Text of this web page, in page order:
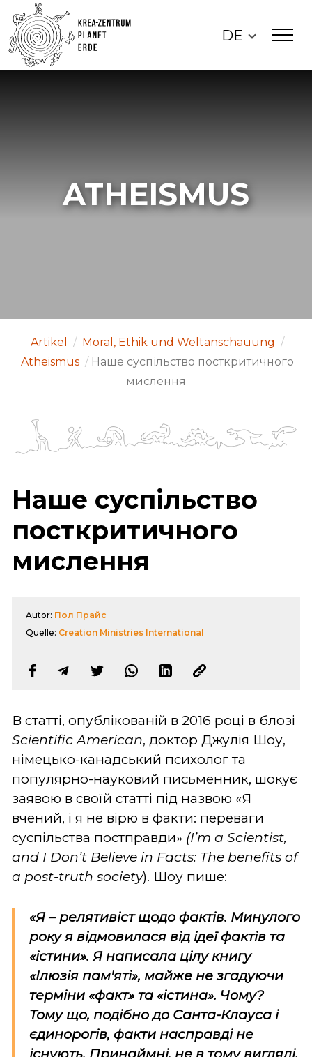
DE
ATHEISMUS
Artikel / Moral, Ethik und Weltanschauung /
Atheismus / Наше суспільство посткритичного
мислення
Наше суспільство
посткритичного
мислення
Autor: Пол Прайс
Quelle: Creation Ministries International
В статті, опублікованій в 2016 році в блозі
Scientific American, доктор Джулія Шоу,
німецько-канадський психолог та
популярно-науковий письменник, шокує
заявою в своїй статті під назвою «Я
вчений, і я не вірю в факти: переваги
суспільства постправди» (I’m a Scientist,
and I Don’t Believe in Facts: The benefits of
a post-truth society). Шоу пише:
«Я – релятивіст щодо фактів. Минулого
року я відмовилася від ідеї фактів та
«істини». Я написала цілу книгу
«Ілюзія пам'яті», майже не згадуючи
терміни «факт» та «істина». Чому?
Тому що, подібно до Санта-Клауса і
єдинорогів, факти насправді не